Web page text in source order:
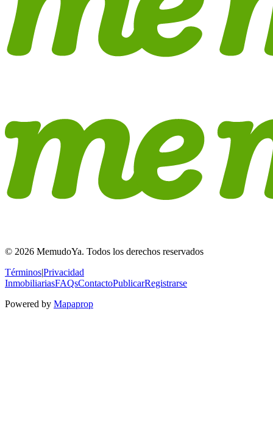
© 2026 MemudoYa. Todos los derechos reservados
Términos|Privacidad
InmobiliariasFAQsContactoPublicarRegistrarse
Powered by Mapaprop